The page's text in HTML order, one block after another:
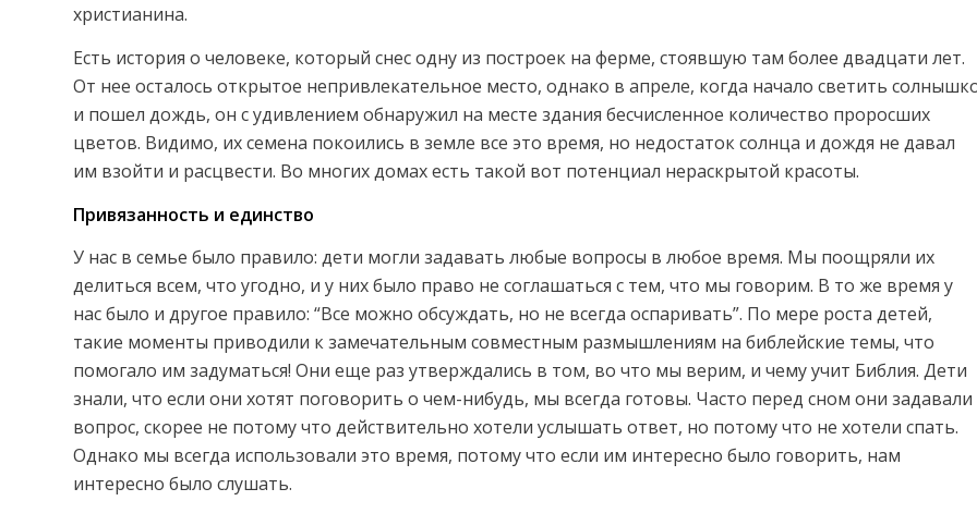
христианина.
Есть история о человеке, который снес одну из построек на ферме, стоявшую там более двадцати лет.
От нее осталось открытое непривлекательное место, однако в апреле, когда начало светить
и пошел дождь, он с удивлением обнаружил на месте здания бесчисленное количество проросших
цветов. Видимо, их семена покоились в земле все это время, но недостаток солнца и дождя не давал
им взойти и расцвести. Во многих домах есть такой вот потенциал нераскрытой красоты.
Привязанность и единство
У нас в семье было правило: дети могли задавать любые вопросы в любое время. Мы поощряли их
делиться всем, что угодно, и у них было право не соглашаться с тем, что мы говорим. В то же время у
нас было и другое правило: “Все можно обсуждать, но не всегда оспаривать”. По мере роста детей,
такие моменты приводили к замечательным совместным размышлениям на библейские темы, что
помогало им задуматься! Они еще раз утверждались в том, во что мы верим, и чему учит Библия. Дети
знали, что если они хотят поговорить о чем-нибудь, мы всегда готовы. Часто перед сном они задавали
вопрос, скорее не потому что действительно хотели услышать ответ, но потому что не хотели спать.
Однако мы всегда использовали это время, потому что если им интересно было говорить, нам
интересно было слушать.